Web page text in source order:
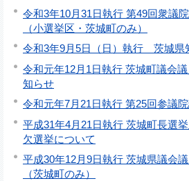
令和3年10月31日執行 第49回衆議
（小選挙区・茨城町のみ）
令和3年9月5日（日）執行 茨城県
令和元年12月1日執行 茨城町議会
知らせ
令和元年7月21日執行 第25回参議
平成31年4月21日執行 茨城町長選
欠選挙について
平成30年12月9日執行 茨城県議会
（茨城町のみ）